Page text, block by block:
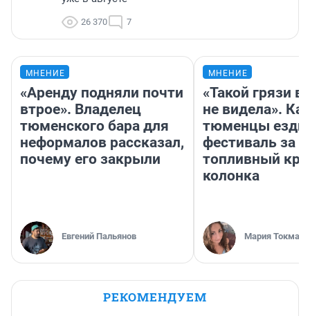
26 370 7
МНЕНИЕ
«Аренду подняли почти
втрое». Владелец
тюменского бара для
неформалов рассказал,
почему его закрыли
Евгений Пальянов
МНЕНИЕ
«Такой грязи
не видела».
тюменцы
фестиваль за
топливный
колонка
Мария
РЕКОМЕНДУЕМ